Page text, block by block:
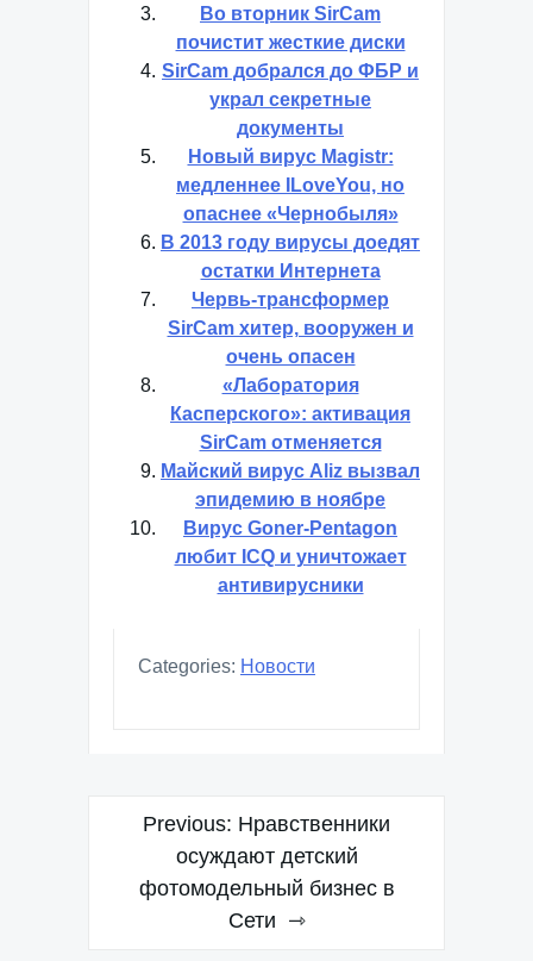
Во вторник SirCam
почистит жесткие диски
SirCam добрался до ФБР и
украл секретные
документы
Новый вирус Magistr:
медленнее ILoveYou, но
опаснее «Чернобыля»
В 2013 году вирусы доедят
остатки Интернета
Червь-трансформер
SirCam хитер, вооружен и
очень опасен
«Лаборатория
Касперского»: активация
SirCam отменяется
Майский вирус Aliz вызвал
эпидемию в ноябре
Вирус Goner-Pentagon
любит ICQ и уничтожает
антивирусники
Categories: Новости
Навигация
записям
Previous: Нравственники
осуждают детский
фотомодельный бизнес в
Сети